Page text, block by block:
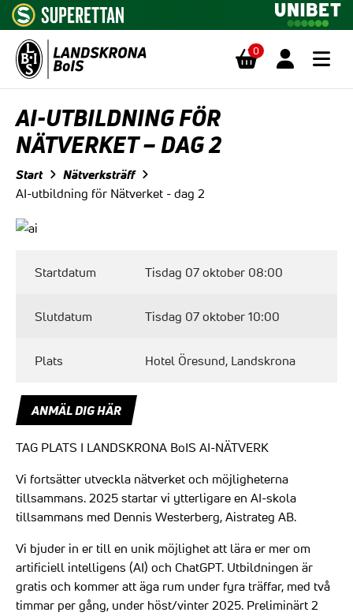
0
AI-UTBILDNING FÖR
NÄTVERKET – DAG 2
Start Nätverksträff
AI-utbildning för Nätverket - dag 2
Startdatum Tisdag 07 oktober 08:00
Slutdatum Tisdag 07 oktober 10:00
Plats Hotel Öresund, Landskrona
ANMÄL DIG HÄR
TAG PLATS I LANDSKRONA BoIS AI-NÄTVERK
Vi fortsätter utveckla nätverket och möjligheterna
tillsammans. 2025 startar vi ytterligare en AI-skola
tillsammans med Dennis Westerberg, Aistrateg AB.
Vi bjuder in er till en unik möjlighet att lära er mer om
artificiell intelligens (AI) och ChatGPT. Utbildningen är
gratis och kommer att äga rum under fyra träffar, med två
timmar per gång, under höst/vinter 2025. Preliminärt 2